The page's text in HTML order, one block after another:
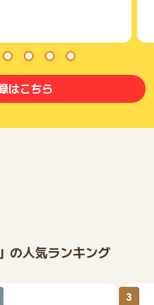
はこちら
の人気ランキング
3